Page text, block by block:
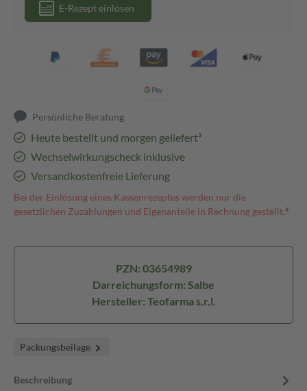
E-Rezept einlösen
Persönliche Beratung
Heute bestellt und morgen geliefert³
Wechselwirkungscheck inklusive
Versandkostenfreie Lieferung
Bei der Einlösung eines Kassenrezeptes werden nur die
gesetzlichen Zuzahlungen und Eigenanteile in Rechnung gestellt.⁴
PZN: 03654989
Darreichungsform: Salbe
Hersteller: Teofarma s.r.l.
Packungsbeilage
Beschreibung